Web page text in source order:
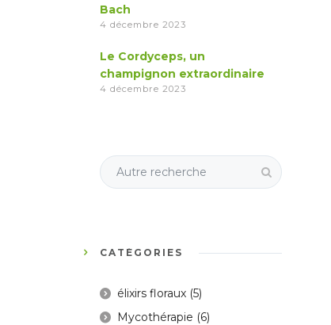
Bach
4 décembre 2023
Le Cordyceps, un
champignon extraordinaire
4 décembre 2023
CATÉGORIES
élixirs floraux (5)
Mycothérapie (6)